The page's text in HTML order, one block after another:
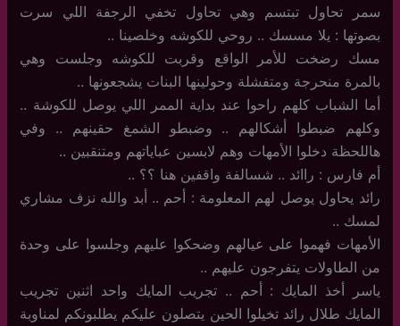
سمر تحاول تبتسم وهي تحاول تخفي الرجفة اللي سرت
بصوتها : يلا مسسك .. روحي للكوشه وخلصينا ..
مسك رضخت للأمر الواقع وقربت للكوشه وجلست وهي
بالمرة منحرجة ومتفشلة وحولينها البنات يشجعونها ..
أما الشباب كلهم راحوا عند بداية الممر اللي يوصل للكوشة ..
وكلهم ضبطوا أشكالهم .. وضبطو الشمغ حقينهم .. وفي
هاللحظة دخلوا الأمهات وهم لابسين عباياتهم ومتنقبين ..
أم فارس : راائد .. شسالفة واقفين هنا ؟؟ ..
رائد يحاول يوصل لهم المعلومة : أحم .. أبد والله نزف مشاري
لمسك ..
الأمهات فهموا على عيالهم وضحكوا عليهم وجلسوا على وحدة
من الطاولات يتفرجون عليهم ..
ياسر أخذ المايك : أحم .. تجريب المايك واحد اثنين تجريب
المايك طلال رائد تخيلوا الحين يتصلون عليكم يطلبونكم لمناوبة